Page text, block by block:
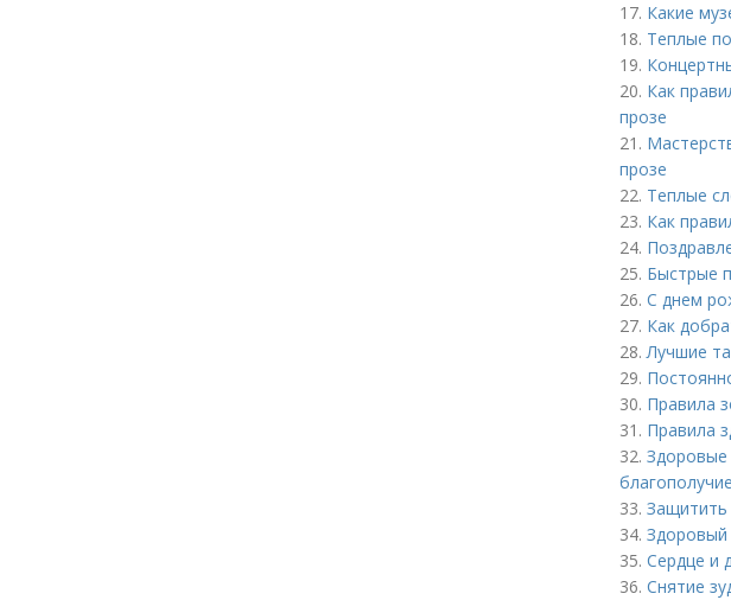
17. Какие
18. Теплые
19.
20. Как
прозе
21.
прозе
22. Теплые
23. Как
24.
25. Быстрые
26. С днем
27. Как
28.Лучшие
29.
30. Правила
31. Правила
32. Здоровые
благополучие
33. Защитить
34. Здоровый
35. Сердце и
36. Снятие